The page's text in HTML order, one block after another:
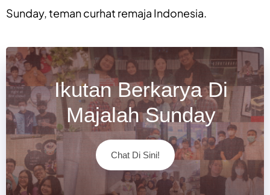
Sunday, teman curhat remaja Indonesia.
Ikutan Berkarya Di
Majalah Sunday
Chat Di Sini!